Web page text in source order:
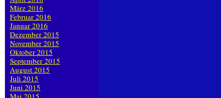
März 2016
Februar 2016
Januar 2016
Dezember 2015
November 2015
Oktober 2015
September 2015
August 2015
Juli 2015
Juni 2015
Mai 2015